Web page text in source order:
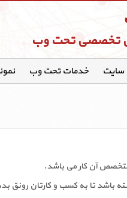
تخصصی تحت وب
سایت خدمات تحت وب
متخصص آن کار می باشد.
باشد تا به کسب و کارتان رونق